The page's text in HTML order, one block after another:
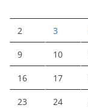
2 3
9 10
16 17
23 24